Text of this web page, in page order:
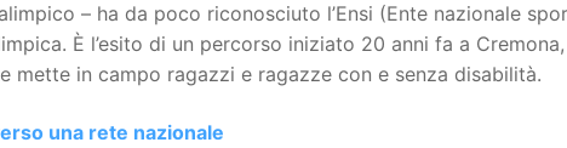
– ha da poco riconosciuto l’Ensi (Ente nazionale
È l’esito di un percorso iniziato 20 anni fa a
mette in campo ragazzi e ragazze con e senza disabilità.
una rete nazionale